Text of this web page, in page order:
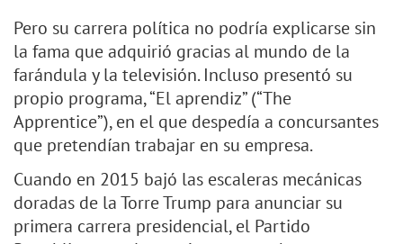
Pero su carrera política no podría explicarse sin
la fama que adquirió gracias al mundo de la
farándula y la televisión. Incluso presentó su
propio programa, “El aprendiz” (“The
Apprentice”), en el que despedía a concursantes
que pretendían trabajar en su empresa.
Cuando en 2015 bajó las escaleras mecánicas
doradas de la Torre Trump para anunciar su
primera carrera presidencial, el Partido